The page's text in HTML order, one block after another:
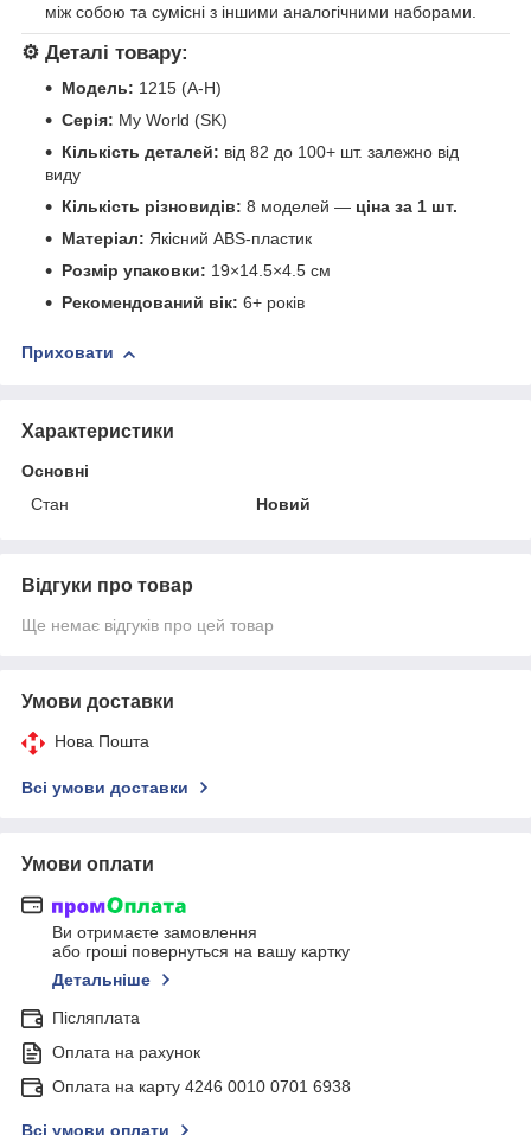
між собою та сумісні з іншими аналогічними наборами.
⚙️ Деталі товару:
Модель: 1215 (A-H)
Серія: My World (SK)
Кількість деталей: від 82 до 100+ шт. залежно від
виду
Кількість різновидів: 8 моделей — ціна за 1 шт.
Матеріал: Якісний ABS-пластик
Розмір упаковки: 19×14.5×4.5 см
Рекомендований вік: 6+ років
Приховати
Характеристики
Основні
Стан
Новий
Відгуки про товар
Ще немає відгуків про цей товар
Умови доставки
Нова Пошта
Всі умови доставки
Умови оплати
Ви отримаєте замовлення
або гроші повернуться на вашу картку
Детальніше
Післяплата
Оплата на рахунок
Оплата на карту 4246 0010 0701 6938
Всі умови оплати